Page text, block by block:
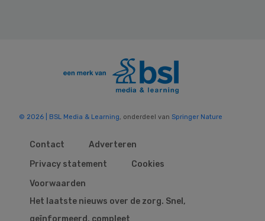
© 2026 | BSL Media & Learning, onderdeel van Springer Nature
Contact
Adverteren
Privacy statement
Cookies
Voorwaarden
Het laatste nieuws over de zorg. Snel,
geïnformeerd, compleet